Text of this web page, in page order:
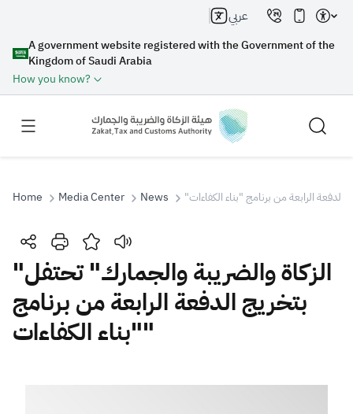
A government website registered with the Government of the
Kingdom of Saudi Arabia
How you know?
عربي
Search
Search Search AI
Customs VAT
Tax Declaration
Home Media Center News
"الزكاة والضريبة والجمارك" تحتفل
بتخريج الدفعة الرابعة من برنامج
"بناء الكفاءات"